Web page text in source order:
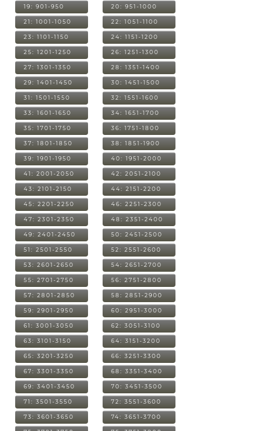
19: 901-950 20: 951-1000
21: 1001-1050 22: 1051-1100
23: 1101-1150 24: 1151-1200
25: 1201-1250 26: 1251-1300
27: 1301-1350 28: 1351-1400
29: 1401-1450 30: 1451-1500
31: 1501-1550 32: 1551-1600
33: 1601-1650 34: 1651-1700
35: 1701-1750 36: 1751-1800
37: 1801-1850 38: 1851-1900
39: 1901-1950 40: 1951-2000
41: 2001-2050 42: 2051-2100
43: 2101-2150 44: 2151-2200
45: 2201-2250 46: 2251-2300
47: 2301-2350 48: 2351-2400
49: 2401-2450 50: 2451-2500
51: 2501-2550 52: 2551-2600
53: 2601-2650 54: 2651-2700
55: 2701-2750 56: 2751-2800
57: 2801-2850 58: 2851-2900
59: 2901-2950 60: 2951-3000
61: 3001-3050 62: 3051-3100
63: 3101-3150 64: 3151-3200
65: 3201-3250 66: 3251-3300
67: 3301-3350 68: 3351-3400
69: 3401-3450 70: 3451-3500
71: 3501-3550 72: 3551-3600
73: 3601-3650 74: 3651-3700